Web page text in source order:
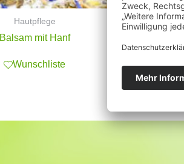
Hautpflege
Balsam mit Hanf
Wunschliste